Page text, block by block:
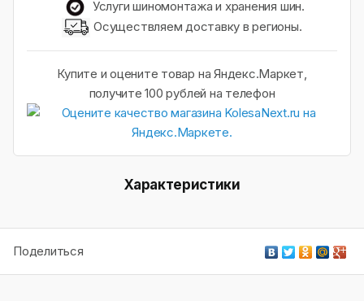
Услуги шиномонтажа и хранения шин.
Осуществляем доставку в регионы.
Купите и оцените товар на Яндекс.Маркет,
получите 100 рублей на телефон
Характеристики
Поделиться